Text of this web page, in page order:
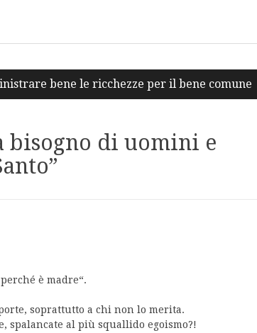
bene le ricchezze per il bene comune
bisogno di uomini e
”
è madre“.
soprattutto a chi non lo merita.
spalancate al più squallido egoismo?!